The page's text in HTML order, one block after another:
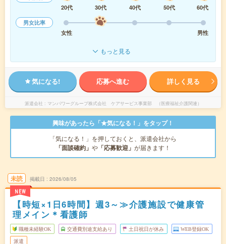
20代
30代 40代 50代
60代
男女比率
女性
男性
もっと見る
気になる! 応募へ進む 詳しく見る
派遣会社 マンパワーグループ株式会社 ケアサービス事業部 （医療福祉介護関連）
興味があったら「★気になる！」をタップ！
「気になる！」を押しておくと、派遣会社から
「面談確約」 や 「応募歓迎」 が届きます！
未読
NEW
掲載日 2026/08/05
【時短×1日6時間】週3～≫介護施設で健康管
理メイン＊看護師
職種未経験OK 交通費別途支給あり 土日祝日が休み WEB登録OK
派遣